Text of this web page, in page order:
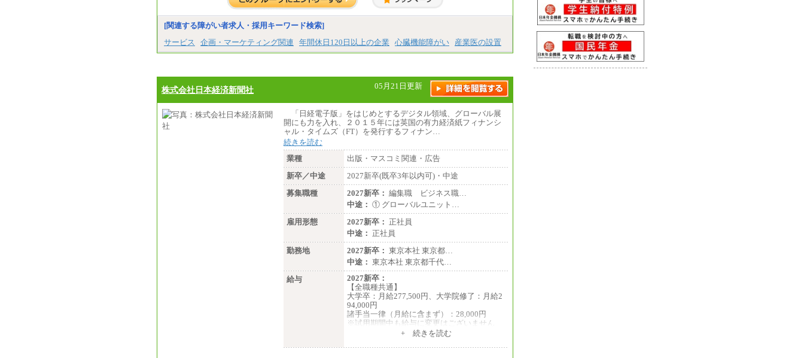
5）
※3…愛知県、静岡県
※4…北海道、宮城県、栃木県、群馬県、長
野県、新潟県、富山県、石川県、岡山県、広
島県、山口県、香川県、福岡県
※5…青森県、鳥取県、島根県、愛媛県、高
知県、大分県、長崎県、熊本県、宮崎県、鹿
児島県、沖縄県、福島県、山形県
・月給には一律地域手当を含んだ金額を表示
00円、※3…28,000円、※4…25,000円、※
5…23,000円）
・試用期間中も給与変更なし
●基幹職（地域限定社員）
・大学・院卒／月給185,000 円～219,000 円
※勤務地により異なる。
〈東京・神奈川〉219,00
0 円 〈大阪・兵庫〉209,000 円
〈愛知〉194,500 円
〈福岡〉185,000 円
・専門・短大卒／月給185,000 円～210,000
円 ※勤務地により異なる。
〈東京・神奈川〉210,
000 円 〈大阪・兵庫〉200,000 円
〈愛知〉194,500 円
〈福岡〉185,000円
※基本給のみ（地域手当なし）
[関連する障がい者求人・採用キーワード検索]
サービス
企画・マーケティング関連 年間休日120日以上の企業 心臓機能障がい 産業医の設置
株式会社日本経済新聞社 05月21日更新
「日経電子版」をはじめとするデジタル領域、グローバル展
開にも力を入れ、２０１５年には英国の有力経済紙フィナンシ
ャル・タイムズ（FT）を発行するフィナン…
続きを読む
業種
出版・マスコミ関連・広告
新卒／中途
2027新卒(既卒3年以内可)・中途
募集職種
2027新卒： 編集職 ビジネス職…
中途： ① グローバルユニット…
雇用形態
2027新卒： 正社員
中途： 正社員
勤務地
2027新卒： 東京本社 東京都…
中途： 東京本社 東京都千代…
給与
2027新卒：
【全職種共通】
大学卒：月給277,500円、大学院修了：月給2
94,000円
諸手当一律（月給に含まず）：28,000円
※試用期間中も給与に変更はございません
月給370,000円～
+ 続きを読む